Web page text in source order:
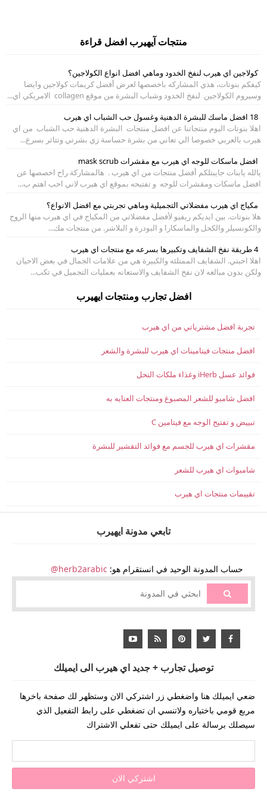
منتجات آيهيرب افضل قراءة
كولاجين اي هيرب لنفخ الخدود وماهي افضل انواع الكولاجين؟
كيفكم بنوتات، هذي المشاركه باخصصها لعرض أفضل كريمات كولاجين وايضا
وسيروم الكولاجين لنفخ الخدود وشباب البشرة من موقع collagen الامريكي اي...
18 افضل ماسك للبشرة الدهنية وغسول حب الشباب اي هيرب
اهلا بنوتات اليوم منتجاتنا عن افضل منتجات البشرة الدهنية حب الشباب من اي
هيرب بالعربي خصوصا الي تعاني من بشرة حساسة زي بشرتي وتتاثر بسرع...
افضل ماسكات للوجه اي هيرب مع مقشرات mask scrub
يالله يابنات جايبتلكم أفضل منتجات من اي هيرب . هالمشاركة راح اخصصها عن
افضل ماسكات ومقشرات للوجه و تفتيحه بموقع اي هيرب لاني احب اهتم ب...
مكياج اي هيرب مفضلاتي التجميلية وماهي تجربتي مع افضل الانواع؟
هلا بنوتات. بين ايديكم ريفيو لأفضل مفضلاتي من المكياج في اي هيرب منها الروج
والكونسيلر والكحل والماسكارا و البودرة و البلاشر. من منتجات مك...
4 طريقة نفخ الشفايف وتكبيرها بسرعه مع منتجات اي هيرب
اهلا احبتي. الشفايف الممتلئه والكبيرة هي من علامات الجمال في بعض الاحيان
ولكن بدون مبالغه لان نفخ الشفايف والاستعانه بعمليات التجميل في تكب...
افضل تجارب ومنتجات ايهيرب
تجربة افضل مشترياتي من اي هيرب
افضل منتجات فيتامينات اي هيرب للبشرة والشعر
فوائد عسل iHerb وغذاء ملكات النحل
افضل شامبو للشعر المصبوغ ومنتجات العنايه به
تبييض و تفتيح الوجه مع فيتامين C
مقشرات اي هيرب للجسم مع فوائد التقشير للبشرة
شامبوات اي هيرب للشعر
تقييمات منتجات اي هيرب
تابعي مدونة ايهيرب
حساب المدونة الوحيد في انستقرام هو: herb2arabic@
توصيل تجارب + جديد اي هيرب الى ايميلك
ضعي ايميلك هنا واضغطي زر اشتركي الان وستظهر لك صفحة باخرها
مربع قومي باختياره ولاتنسي ان تضغطي على رابط التفعيل الذي
سيصلك برسالة على ايميلك حتى تفعلي الاشتراك